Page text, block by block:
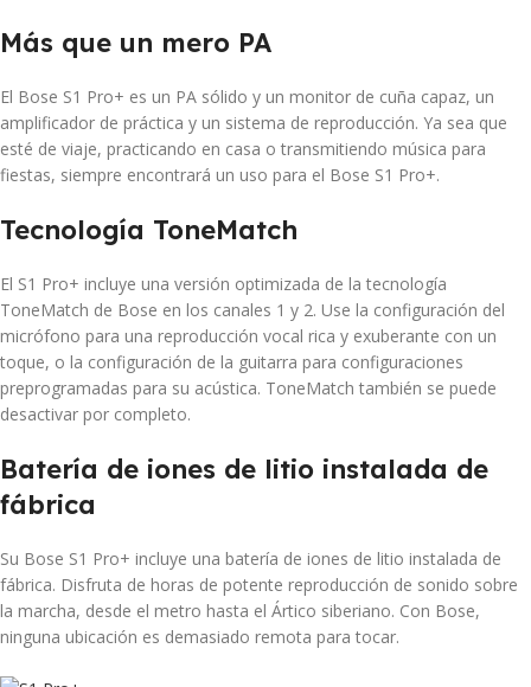
Más que un mero PA
El Bose S1 Pro+ es un PA sólido y un monitor de cuña capaz, un
amplificador de práctica y un sistema de reproducción. Ya sea que
esté de viaje, practicando en casa o transmitiendo música para
fiestas, siempre encontrará un uso para el Bose S1 Pro+.
Tecnología ToneMatch
El S1 Pro+ incluye una versión optimizada de la tecnología
ToneMatch de Bose en los canales 1 y 2. Use la configuración del
micrófono para una reproducción vocal rica y exuberante con un
toque, o la configuración de la guitarra para configuraciones
preprogramadas para su acústica. ToneMatch también se puede
desactivar por completo.
Batería de iones de litio instalada de
fábrica
Su Bose S1 Pro+ incluye una batería de iones de litio instalada de
fábrica. Disfruta de horas de potente reproducción de sonido sobre
la marcha, desde el metro hasta el Ártico siberiano. Con Bose,
ninguna ubicación es demasiado remota para tocar.